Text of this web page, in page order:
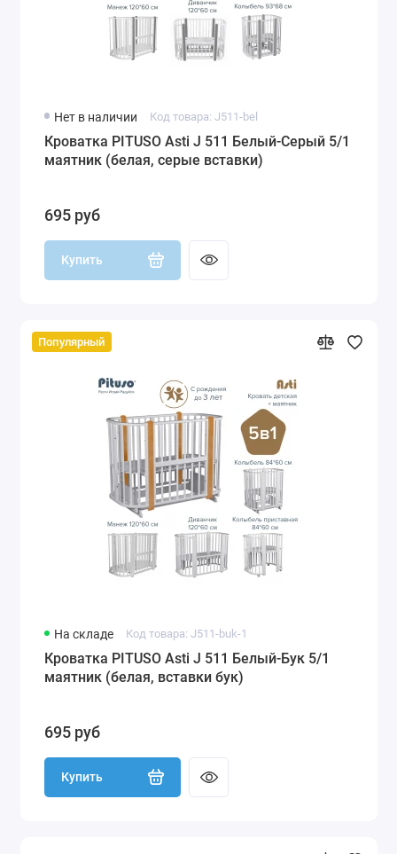
Нет в наличии Код товара: J511-bel
Кроватка PITUSO Asti J 511 Белый-Серый 5/1
маятник (белая, серые вставки)
695 руб
Купить
Популярный
На складе Код товара: J511-buk-1
Кроватка PITUSO Asti J 511 Белый-Бук 5/1
маятник (белая, вставки бук)
695 руб
Купить